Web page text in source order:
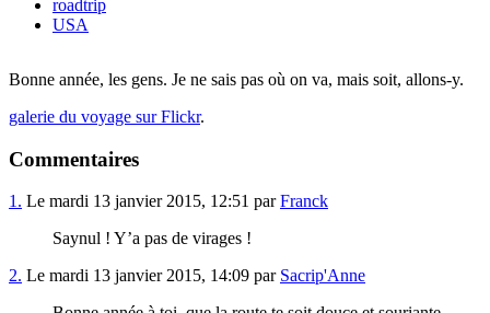
roadtrip
USA
Bonne année, les gens. Je ne sais pas où on va, mais soit, allons-y.
galerie du voyage sur Flickr.
Commentaires
1. Le mardi 13 janvier 2015, 12:51 parFranck
Saynul ! Y’a pas de virages !
2. Le mardi 13 janvier 2015, 14:09 par Sacrip'Anne